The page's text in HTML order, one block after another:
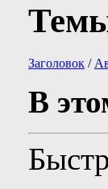
Заголовок /
В